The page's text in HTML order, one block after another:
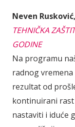
Neven
TEHNIČKA
GODINE
Na programu
radnog
rezultat od
kontinuirani rast
nastaviti i iduće